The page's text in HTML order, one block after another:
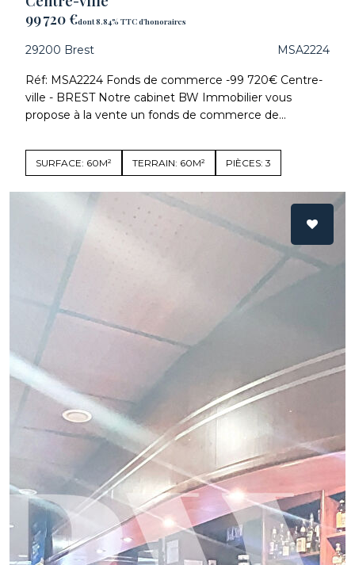
99 720 €dont 8.84% TTC d'honoraires
29200 Brest MSA2224
Réf: MSA2224 Fonds de commerce -99 720€ Centre-
ville - BREST Notre cabinet BW Immobilier vous
propose à la vente un fonds de commerce de...
SURFACE: 60M² TERRAIN: 60M² PIÈCES: 3